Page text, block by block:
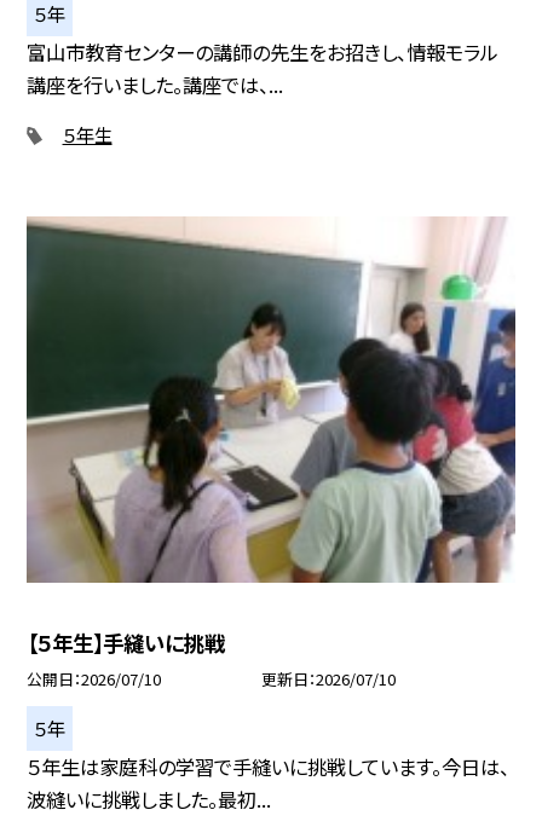
５年
富山市教育センターの講師の先生をお招きし、情報モラル
講座を行いました。講座では、...
５年生
【５年生】手縫いに挑戦
公開日 2026/07/10 更新日 2026/07/10
５年
５年生は家庭科の学習で手縫いに挑戦しています。今日は、
波縫いに挑戦しました。最初...